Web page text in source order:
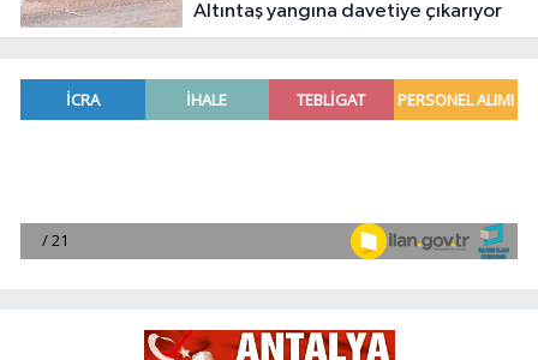
Altıntaş yangına davetiye çıkarıyor